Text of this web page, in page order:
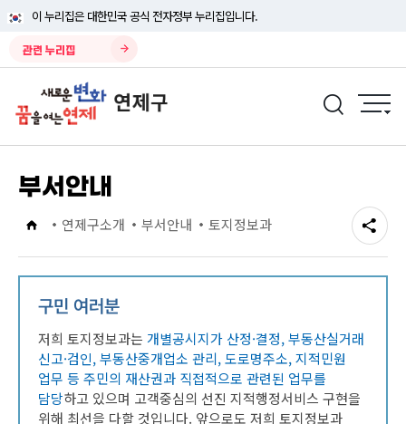
이 누리집은 대한민국 공식 전자정부 누리집입니다.
관련 누리집
부서안내
연제구소개 부서안내 토지정보과
구민 여러분
저희 토지정보과는 개별공시지가 산정·결정, 부동산실거래
신고·검인, 부동산중개업소 관리, 도로명주소, 지적민원
업무 등 주민의 재산권과 직접적으로 관련된 업무를
담당하고 있으며 고객중심의 선진 지적행정서비스 구현을
위해 최선을 다할 것입니다. 앞으로도 저희 토지정보과